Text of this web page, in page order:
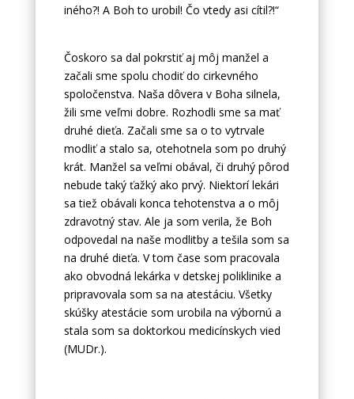
iného?! A Boh to urobil! Čo vtedy asi cítil?!“
Čoskoro sa dal pokrstiť aj môj manžel a
začali sme spolu chodiť do cirkevného
spoločenstva. Naša dôvera v Boha silnela,
žili sme veľmi dobre. Rozhodli sme sa mať
druhé dieťa. Začali sme sa o to vytrvale
modliť a stalo sa, otehotnela som po druhý
krát. Manžel sa veľmi obával, či druhý pôrod
nebude taký ťažký ako prvý. Niektorí lekári
sa tiež obávali konca tehotenstva a o môj
zdravotný stav. Ale ja som verila, že Boh
odpovedal na naše modlitby a tešila som sa
na druhé dieťa. V tom čase som pracovala
ako obvodná lekárka v detskej poliklinike a
pripravovala som sa na atestáciu. Všetky
skúšky atestácie som urobila na výbornú a
stala som sa doktorkou medicínskych vied
(MUDr.).